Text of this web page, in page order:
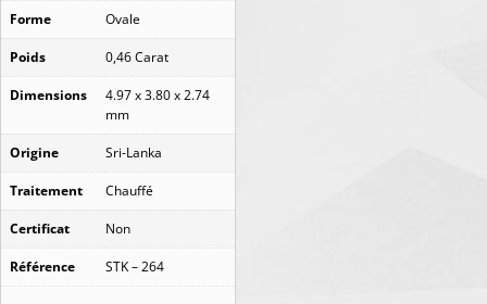
Forme Ovale
Poids 0,46 Carat
Dimensions
4.97 x 3.80 x 2.74
mm
Origine Sri-Lanka
Traitement Chauffé
Certificat Non
Référence STK – 264